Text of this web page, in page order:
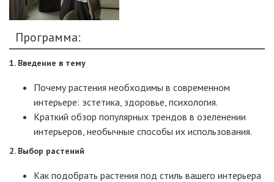
Программа:
1. Введение в тему
Почему растения необходимы в современном
интерьере: эстетика, здоровье, психология.
Краткий обзор популярных трендов в озеленении
интерьеров, необычные способы их использования.
2. Выбор растений
Как подобрать растения под стиль вашего интерьера